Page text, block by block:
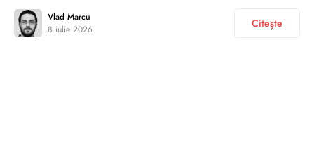
Vlad Marcu
8 iulie 2026
Citește